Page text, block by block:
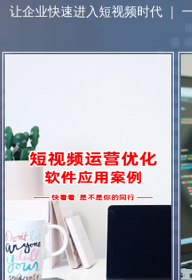
让企业快速进入短视频时代 ｜